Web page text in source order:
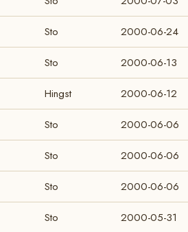
Sto 2000-06-24
Sto 2000-06-13
Hingst 2000-06-12
Sto 2000-06-06
Sto 2000-06-06
Sto 2000-06-06
Sto 2000-05-31